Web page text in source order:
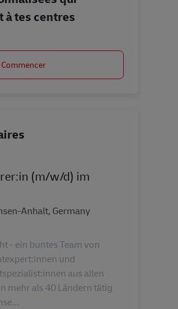
à tes centres
Commencer
(m/w/d) im
Anhalt, Germany
- ein buntes Team von
und
aus allen
mehr als 40 Ländern tätig